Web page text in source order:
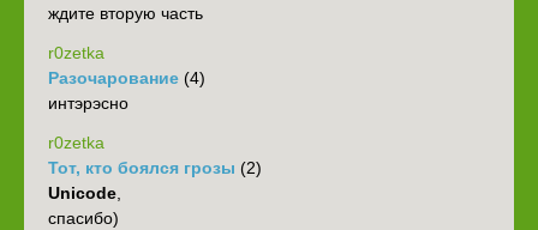
ждите вторую часть
r0zetka
Разочарование (4)
интэрэсно
r0zetka
Тот, кто боялся грозы (2)
Unicode,
спасибо)